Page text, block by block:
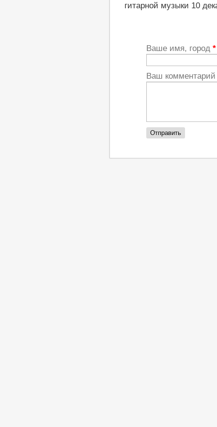
гитарной музыки 10
Ваше имя, город *
Ваш